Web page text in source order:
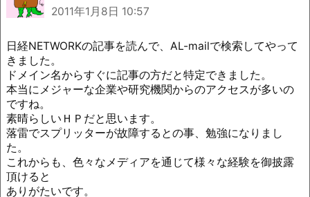
2011年1月8日 10:57
日経NETWORKの記事を読んで、AL-mailで検索してやって
きました。
ドメイン名からすぐに記事の方だと特定できました。
本当にメジャーな企業や研究機関からのアクセスが多いの
ですね。
素晴らしいＨＰだと思います。
落雷でスプリッターが故障するとの事、勉強になりまし
た。
これからも、色々なメディアを通じて様々な経験を御披露
頂けると
ありがたいです。